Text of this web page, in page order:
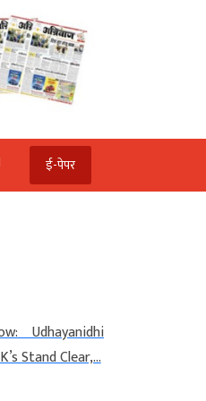
ई-पेपर
Udhayanidhi
Stand Clear,...